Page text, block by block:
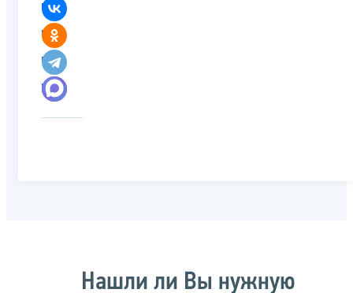
Нашли ли Вы нужную